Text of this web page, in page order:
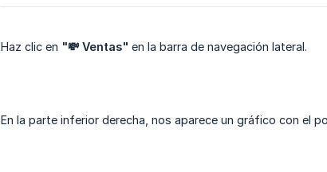
Haz clic en "💸 Ventas" en la barra de navegación lateral.
En la parte inferior derecha, nos aparece un gráfico con el